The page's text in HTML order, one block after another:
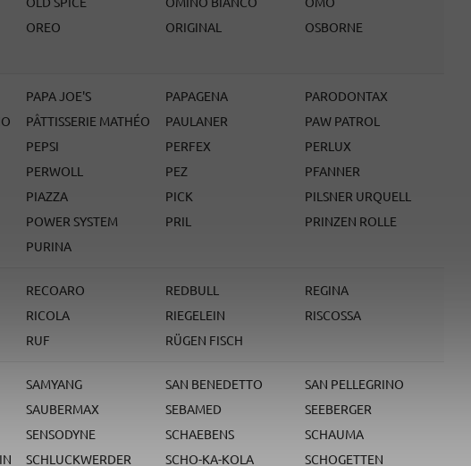
OREO ORIGINAL
OSBORNE
PAPA JOE'S PAPAGENA
PARODONTAX
PÂTTISSERIE MATHÉO PAULANER
PAW PATROL
PEPSI PERFEX
PERLUX
PERWOLL PEZ
PFANNER
PIAZZA PICK
PILSNER URQUELL
POWER SYSTEM PRIL
PRINZEN ROLLE
PURINA
RECOARO REDBULL
REGINA
RICOLA RIEGELEIN
RISCOSSA
RUF RÜGEN FISCH
SAMYANG SAN BENEDETTO
SAN PELLEGRINO
SAUBERMAX SEBAMED
SEEBERGER
SENSODYNE SCHAEBENS
SCHAUMA
SCHLUCKWERDER SCHO-KA-KOLA SCHOGETTEN